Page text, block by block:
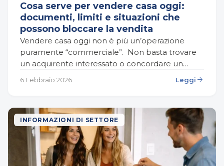
Cosa serve per vendere casa oggi:
documenti, limiti e situazioni che
possono bloccare la vendita
Vendere casa oggi non è più un’operazione
puramente “commerciale”. Non basta trovare
un acquirente interessato o concordare un
prezzo soddisfacente. La vendita di un immobile
6 Febbraio 2026 Leggi arrow_forward
INFORMAZIONI DI SETTORE